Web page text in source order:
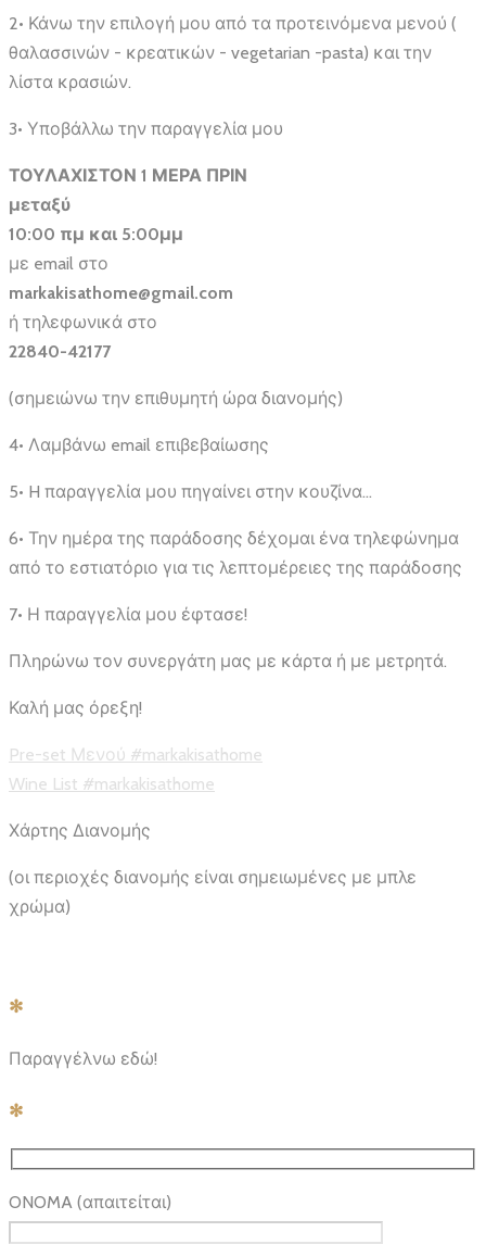
2• Κάνω την επιλογή μου από τα προτεινόμενα μενού (
θαλασσινών - κρεατικών - vegetarian -pasta) και την
λίστα κρασιών.
3• Υποβάλλω την παραγγελία μου
ΤΟΥΛΑΧΙΣΤΟΝ 1 ΜΕΡΑ ΠΡΙΝ
μεταξύ
10:00 πμ και 5:00μμ
με email στο
markakisathome@gmail.com
ή τηλεφωνικά στο
22840-42177
(σημειώνω την επιθυμητή ώρα διανομής)
4• Λαμβάνω email επιβεβαίωσης
5• H παραγγελία μου πηγαίνει στην κουζίνα…
6• Την ημέρα της παράδοσης δέχομαι ένα τηλεφώνημα
από το εστιατόριο για τις λεπτομέρειες της παράδοσης
7• Η παραγγελία μου έφτασε!
Πληρώνω τον συνεργάτη μας με κάρτα ή με μετρητά.
Καλή μας όρεξη!
Pre-set Μενού #markakisathome
Wine List #markakisathome
Χάρτης Διανομής
(οι περιοχές διανομής είναι σημειωμένες με μπλε
χρώμα)
✻
Παραγγέλνω εδώ!
✻
ONOMA (απαιτείται)